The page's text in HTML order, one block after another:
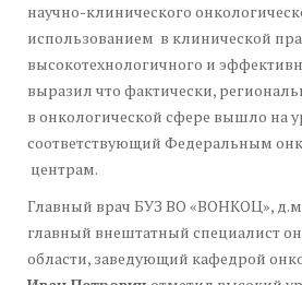
научно-клинического
использованием в клинической
высокотехнологичного и
выразил что фактически,
в онкологической сфере вышло на
соответствующий Федеральным
центрам.
Главный врач БУЗ ВО «ВОНКОЦ»,
главный внештатный специалист
области, заведующий кафедрой